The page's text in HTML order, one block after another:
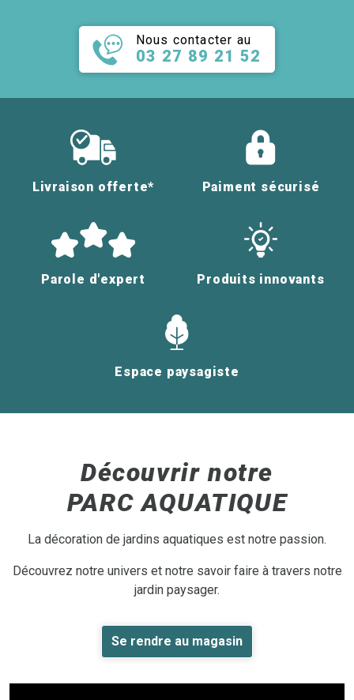
Nous contacter au
03 27 89 21 52
Livraison offerte* Paiment sécurisé
Parole d'expert Produits innovants
Espace paysagiste
Découvrir notre
PARC AQUATIQUE
La décoration de jardins aquatiques est notre passion.
Découvrez notre univers et notre savoir faire à travers notre
jardin paysager.
Se rendre au magasin